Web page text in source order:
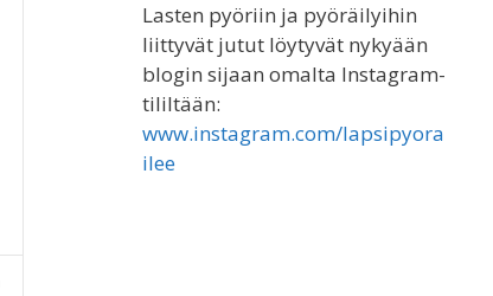
Lasten pyöriin ja pyöräilyihin
liittyvät jutut löytyvät nykyään
blogin sijaan omalta Instagram-
tililtään:
www.instagram.com/lapsipyora
ilee